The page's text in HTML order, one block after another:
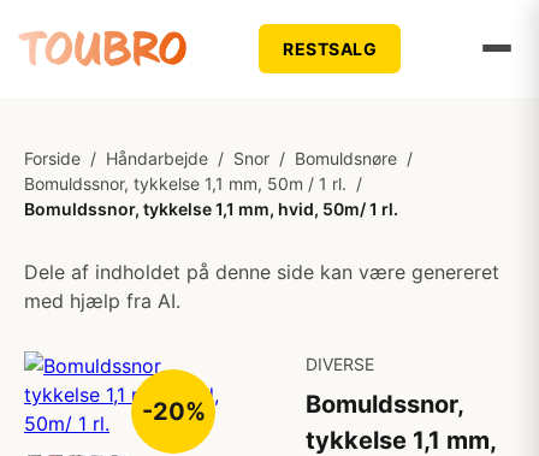
RESTSALG
Forside / Håndarbejde / Snor / Bomuldsnøre /
Bomuldssnor, tykkelse 1,1 mm, 50m / 1 rl. /
Bomuldssnor, tykkelse 1,1 mm, hvid, 50m/ 1 rl.
Dele af indholdet på denne side kan være genereret
med hjælp fra AI.
-20%
DIVERSE
Bomuldssnor,
tykkelse 1,1 mm,